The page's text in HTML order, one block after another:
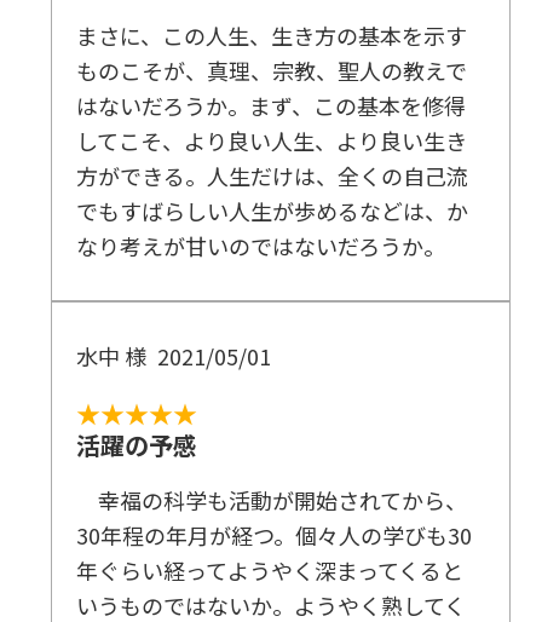
第5章 太陽の時代の到来を信じて
──『太陽の法』が導く未来社会へ
1 太陽の時代とは
2 信仰を背骨とする世界を
宇宙を創った「根本仏」の眼差し
3 愛に生きる
愛に生きることが、仏の子であることの証明
4 悟りを高める
心こそ魂の本質
悟りを高めることは、よりよき未来設計でもあ
まさに、この人生、生き方の基本を示す
ものこそが、真理、宗教、聖人の教えで
はないだろうか。まず、この基本を修得
してこそ、より良い人生、より良い生き
方ができる。人生だけは、全くの自己流
でもすばらしい人生が歩めるなどは、か
なり考えが甘いのではないだろうか。
水中 様 2021/05/01
★★★★★
活躍の予感
幸福の科学も活動が開始されてから、
30年程の年月が経つ。個々人の学びも30
年ぐらい経ってようやく深まってくると
いうものではないか。ようやく熟してく